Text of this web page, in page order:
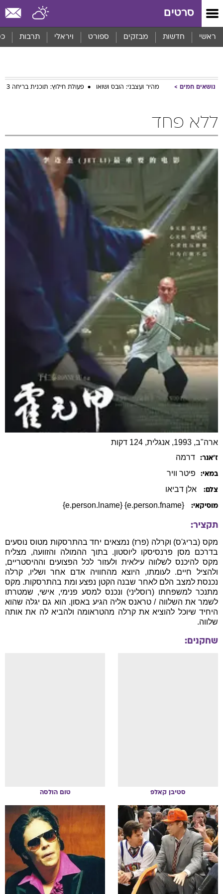
סרטים
ראשי חדשות מבזקים ספורט ויראלי תרבות
נושאים חמים מהיר ועצבני: הובס ושואו פעולת חילוץ: תוכנית בריחה 3
ללא פחד
ארה"ב, 1993, אנגלית, 124 דקות
ז׳אנר: דרמה
במאי: פיטר וויר
צלם: אלן דביאו
מוסיקאי: {e.person.fname} {e.person.lname}
תקציר:
מקס (בריג'ס) וקרלה (פרז) נמצאים יחד בהתרסקות מטוס נוסעים
בדרכם מסן פרנסיסקו ליוסטון. בתוך ההמולה והזוועה, מצליח
מקס להיכנס לשלווה עילאית ולעזור לכל הפצועים וההיסטריים,
ולהציל חיים. לעומתו, היוצא מהחוויה אדם אחר ושליו, קרלה
נכנסת למצב הלם לאחר שבנה הקטן נפצע ומת בהתרסקות. מקס
מתנכר למשפחתו (רוסליני) ונכנס למסע פנימי, אישי, שמטרתו
לשמר את השלווה / טראנס אליה הגיע באסון. הוא גם יגלה שהוא
היחיד שיוכל להוציא את קרלה מהטראומה ולהביא לה את אותה
שלווה.
שחקנים:
סטיבן קאלפ טום הולסה